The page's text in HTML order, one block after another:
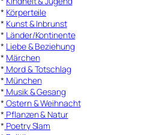
* Körperteile
* Kunst & Inbrunst
* Länder/Kontinente
* Liebe & Beziehung
* Märchen
* Mord & Totschlag
* München
* Musik & Gesang
* Ostern & Weihnacht
* Pflanzen & Natur
* Poetry Slam